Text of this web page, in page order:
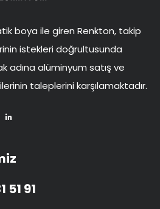
boya ile giren Renkton, takip
istekleri doğrultusunda
adına alüminyum satış ve
taleplerini karşılamaktadır.
51 91